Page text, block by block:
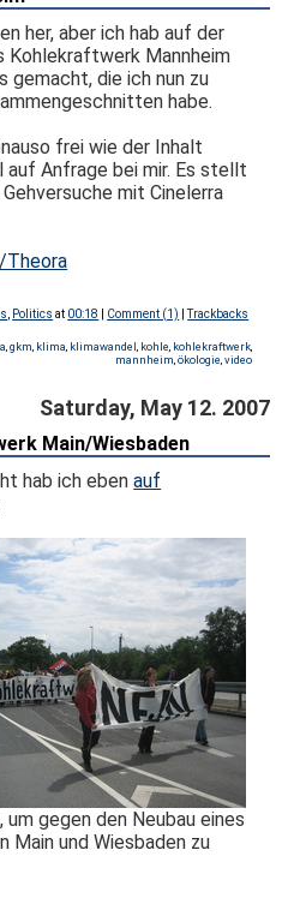
her, aber ich hab auf der
Kohlekraftwerk Mannheim
gemacht, die ich nun zu
habe.
frei wie der Inhalt
auf Anfrage bei mir. Es stellt
mit Cinelerra
Theora
Politics at 00:18 Comment (1) |Trackbacks
gkm klima klimawandel kohle kohlekraftwerk,
mannheim ökologie video
Saturday, May 12. 2007
Main/Wiesbaden
hab ich ebenauf
gegen den Neubau eines
Main und Wiesbaden zu